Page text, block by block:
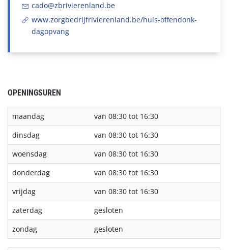
cado@zbrivierenland.be
www.zorgbedrijfrivierenland.be/huis-offendonk-
dagopvang
OPENINGSUREN
maandag
van 08:30 tot 16:30
dinsdag
van 08:30 tot 16:30
woensdag
van 08:30 tot 16:30
donderdag
van 08:30 tot 16:30
vrijdag
van 08:30 tot 16:30
zaterdag
gesloten
zondag
gesloten